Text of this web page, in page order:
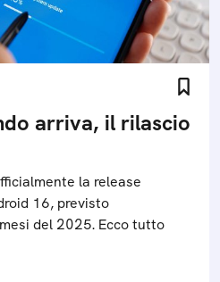
arriva, il rilascio
la release
16, previsto
del 2025. Ecco tutto